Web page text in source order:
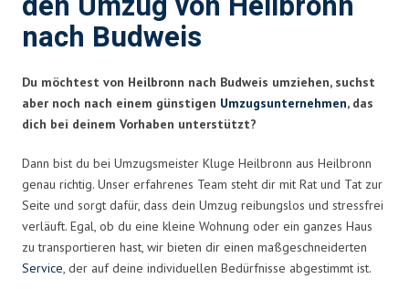
nach Budweis
Du möchtest von Heilbronn nach Budweis umziehen, suchst
aber noch nach einem günstigen Umzugsunternehmen, das
dich bei deinem Vorhaben unterstützt?
Dann bist du bei Umzugsmeister Kluge Heilbronn aus Heilbronn
genau richtig. Unser erfahrenes Team steht dir mit Rat und Tat zur
Seite und sorgt dafür, dass dein Umzug reibungslos und stressfrei
verläuft. Egal, ob du eine kleine Wohnung oder ein ganzes Haus
zu transportieren hast, wir bieten dir einen maßgeschneiderten
Service, der auf deine individuellen Bedürfnisse abgestimmt ist.